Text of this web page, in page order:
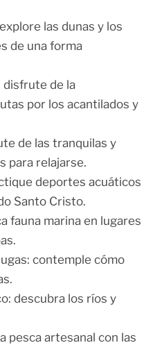
las dunas y los
de una forma
disfrute de la
por los acantilados y
de las tranquilas y
para relajarse.
deportes acuáticos
Santo Cristo.
fauna marina en lugares
contemple cómo
descubra los ríos y
pesca artesanal con las